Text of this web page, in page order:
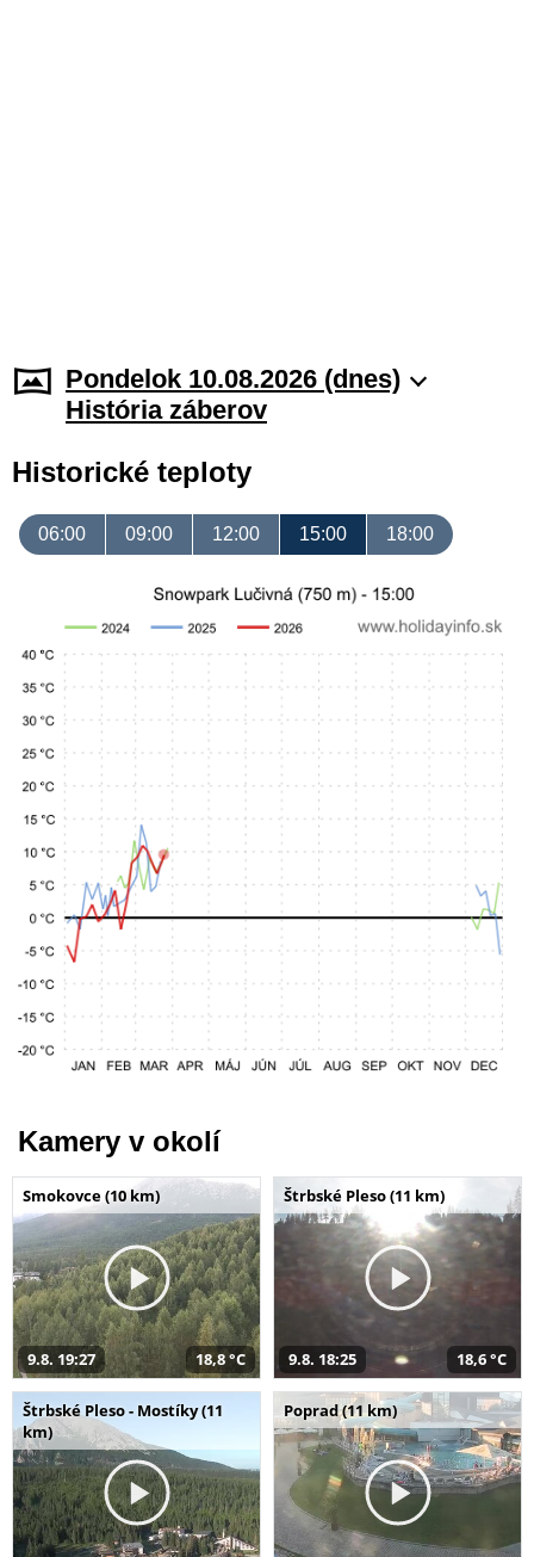
Pondelok 10.08.2026 (dnes)
História záberov
Historické teploty
06:00 09:00 12:00 15:00 18:00
Kamery v okolí
Smokovce (10 km)
9.8. 19:27 18,8 °C
Štrbské Pleso (11 km)
9.8. 18:25 18,6 °C
Štrbské Pleso - Mostíky (11
km)
Poprad (11 km)